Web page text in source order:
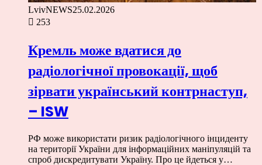
LvivNEWS25.02.2026
253
Кремль може вдатися до
радіологічної провокації, щоб
зірвати український контрнаступ,
– ISW
РФ може використати ризик радіологічного інциденту
на території України для інформаційних маніпуляцій та
спроб дискредитувати Україну. Про це йдеться у…